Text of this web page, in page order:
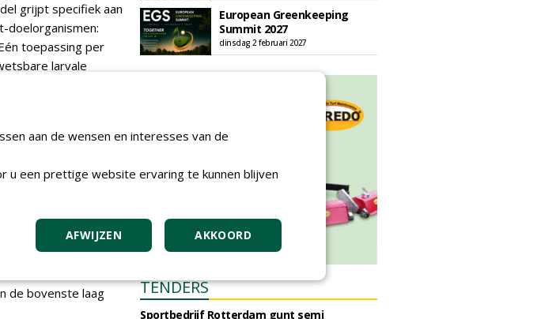
grijpt specifiek aan
doelorganismen:
toepassing per
larvale
van vogels
drie tot vier
moet daarom
is, is te laat. Bij
juli.
de bovenste laag
European Greenkeeping
Summit 2027
dinsdag 2 februari 2027
TENDERS
Sportbedrijf Rotterdam gunt semi
aan de wensen en interesses van de
u een prettige website ervaring te kunnen blijven
AKKOORD
AFWIJZEN